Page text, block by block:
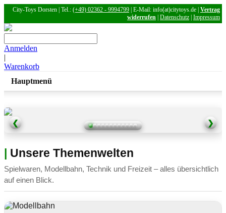
City-Toys Dorsten | Tel.: (+49) 02362 - 9994799 | E-Mail: info(at)citytoys.de | Vertrag
widerrufen Datenschutz Impressum
Anmelden
|
Warenkorb
Hauptmenü
❮ ❯
| Unsere Themenwelten
Spielwaren, Modellbahn, Technik und Freizeit – alles übersichtlich
auf einen Blick.